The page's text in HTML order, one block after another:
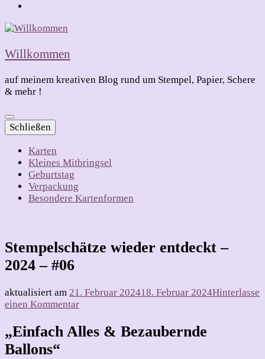
Willkommen
auf meinem kreativen Blog rund um Stempel, Papier, Schere
& mehr !
Schließen
Karten
Kleines Mitbringsel
Geburtstag
Verpackung
Besondere Kartenformen
Stempelschätze wieder entdeckt –
2024 – #06
aktualisiert am 21. Februar 202418. Februar 2024Hinterlasse
einen Kommentarzu
wieder
entdeckt
„Einfach Alles & Bezaubernde
Ballons“